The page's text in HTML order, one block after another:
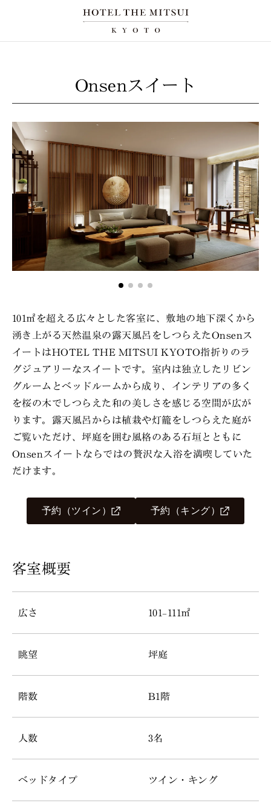
Onsenスイート
101㎡を超える広々とした客室に、敷地の地下深くから
湧き上がる天然温泉の露天風呂をしつらえたOnsenス
イートはHOTEL THE MITSUI KYOTO指折りのラ
グジュアリーなスイートです。室内は独立したリビン
グルームとベッドルームから成り、インテリアの多く
を桜の木でしつらえた和の美しさを感じる空間が広が
ります。露天風呂からは植栽や灯籠をしつらえた庭が
ご覧いただけ、坪庭を囲む風格のある石垣とともに
Onsenスイートならではの贅沢な入浴を満喫していた
だけます。
予約（ツイン） 予約（キング）
客室概要
広さ 101–111㎡
眺望 坪庭
階数 B1階
人数 3名
ベッドタイプ ツイン・キング